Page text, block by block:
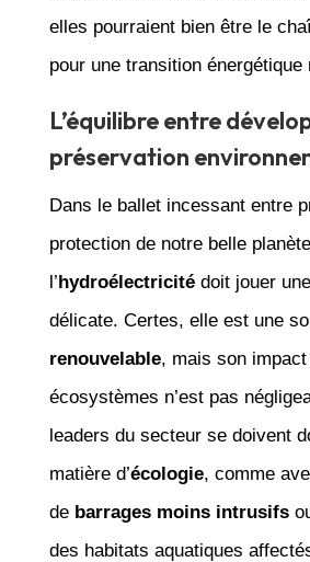
elles pourraient bien être le
pour une transition énergétique
L’équilibre entre
préservation
Dans le ballet incessant entre
protection de notre belle
l’hydroélectricitédoit jouer
délicate. Certes, elle est une
renouvelable, mais son
écosystèmes n’est pas
leaders du secteur se doivent
matière d’écologie, comme
de barrages moins intrusifs
des habitats aquatiques